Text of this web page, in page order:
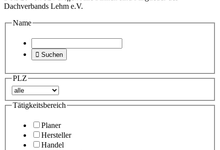
Dachverbands Lehm e.V.
Name
 Suchen
PLZ
Tätigkeitsbereich
Planer
Hersteller
Handel